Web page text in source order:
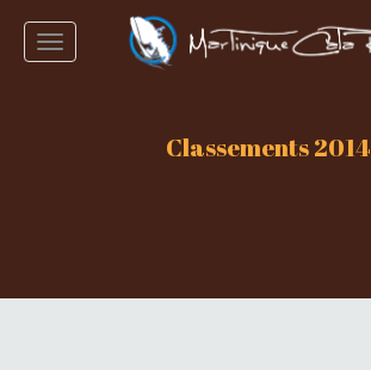
Classements 2014
Toggle